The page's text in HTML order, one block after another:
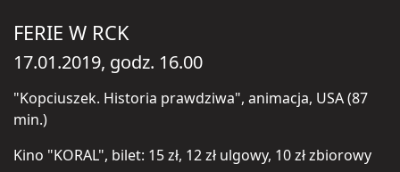
FERIE W RCK
17.01.2019, godz. 16.00
"Kopciuszek. Historia prawdziwa", animacja, USA (87
min.)
Kino "KORAL", bilet: 15 zł, 12 zł ulgowy, 10 zł zbiorowy